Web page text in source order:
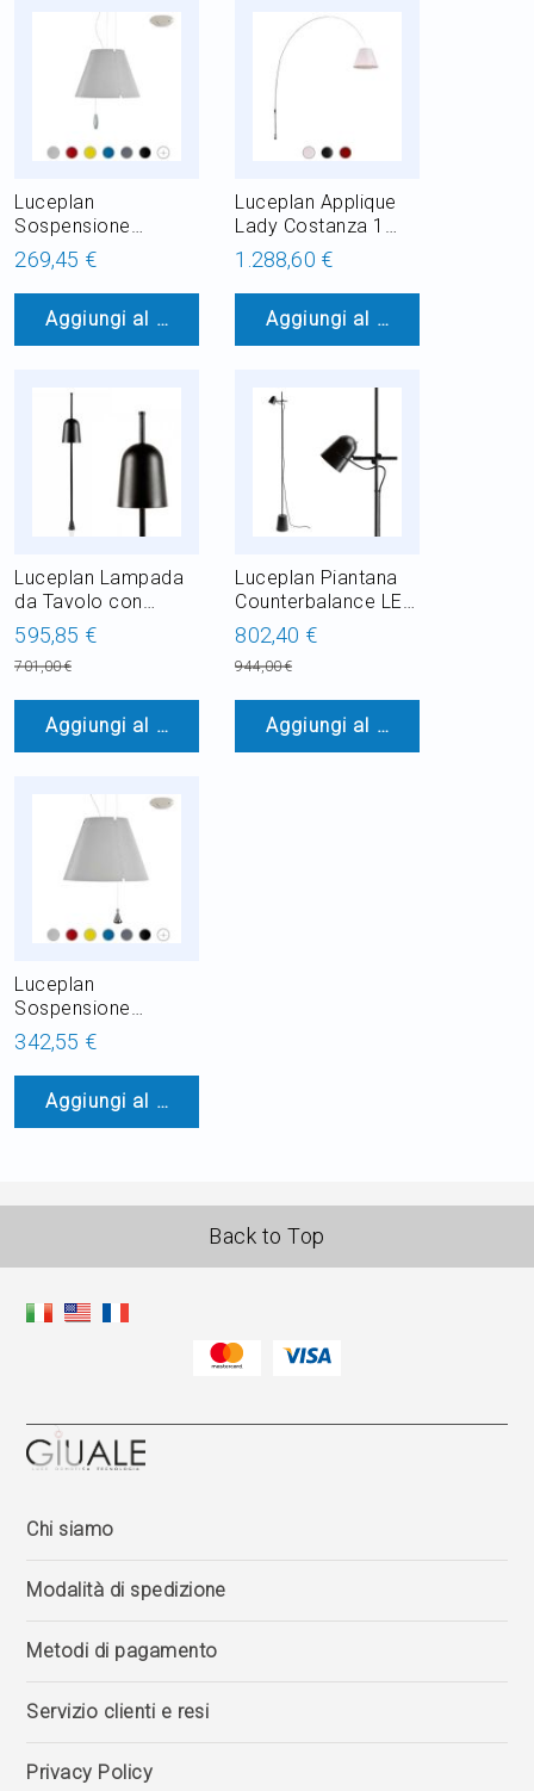
Luceplan
Sospensione
Costanzina 1 Luce
E14 Ø 26 cm
269,45 €
Aggiungi al Carrello
Luceplan Applique
Lady Costanza 1
Luce E27 H 248 cm
Dimmerabile
1.288,60 €
Aggiungi al Carrello
Luceplan Lampada
da Tavolo con
Perno Ascent LED
10W H 64 cm
Dimmerabile
595,85 €
701,00 €
Aggiungi al Carrello
Luceplan Piantana
Counterbalance LED
15W H 170 cm
Dimmerabile
802,40 €
944,00 €
Aggiungi al Carrello
Luceplan
Sospensione
Costanza 1 Luce
E27 Ø 40 cm
342,55 €
Aggiungi al Carrello
Back to Top
Chi siamo
Modalità di spedizione
Metodi di pagamento
Servizio clienti e resi
Privacy Policy